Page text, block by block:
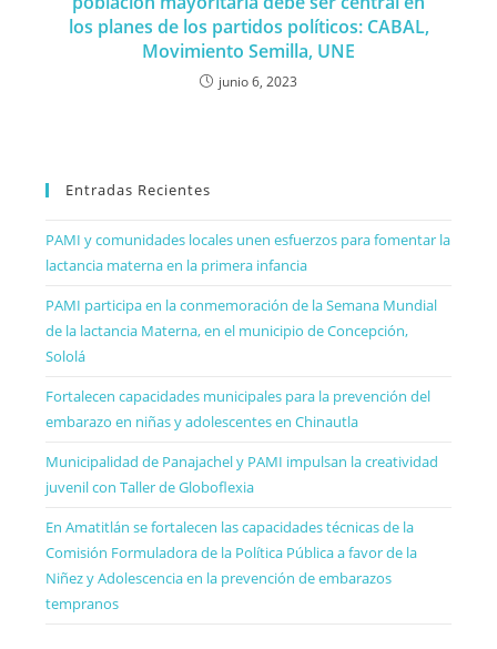
los planes de los partidos políticos: CABAL,
Movimiento Semilla, UNE
junio 6, 2023
Entradas Recientes
PAMI y comunidades locales unen esfuerzos para fomentar la
lactancia materna en la primera infancia
PAMI participa en la conmemoración de la Semana Mundial
de la lactancia Materna, en el municipio de Concepción,
Sololá
Fortalecen capacidades municipales para la prevención del
embarazo en niñas y adolescentes en Chinautla
Municipalidad de Panajachel y PAMI impulsan la creatividad
juvenil con Taller de Globoflexia
En Amatitlán se fortalecen las capacidades técnicas de la
Comisión Formuladora de la Política Pública a favor de la
Niñez y Adolescencia en la prevención de embarazos
tempranos